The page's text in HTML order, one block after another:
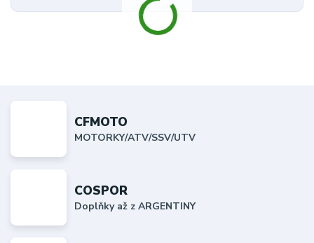
CFMOTO
MOTORKY/ATV/SSV/UTV
COSPOR
Doplňky až z ARGENTINY